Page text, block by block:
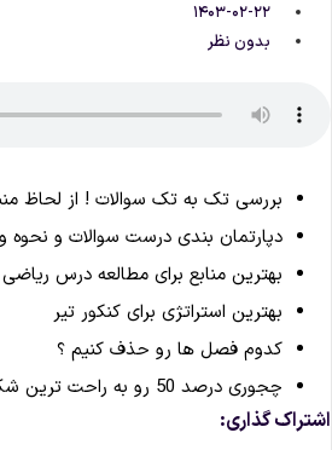
۱۴۰۳-۰۲-۲۲
بدون نظر
بررسی تک به تک سوالات ! از لحاظ
دپارتمان بندی درست سوالات و
بهترین منابع برای مطالعه درس
بهترین استراتژی برای کنکور تیر
کدوم فصل ها رو حذف کنیم ؟
چجوری درصد 50 رو به راحت ترین شکل ممکن از کنکور به دست بیاریم ؟
اشتراک گذاری: